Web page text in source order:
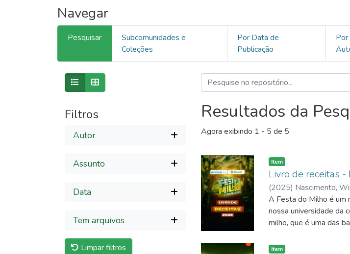
Navegar
Pesquisar
Subcomunidades e
Coleções
Por Data de
Publicação
Por
Filtros
Autor
Assunto
Data
Tem arquivos
Limpar filtros
Resultados da
Agora exibindo 1 - 5 de 5
Item
Livro de receitas
(2025) Nascimento,
Cezar Junior, Gervasio;
Celso Clarindo da;
Silva
A Festa do Milho é um
nossa universidade da
milho, que é uma das
Milho tem ainda mais
Item